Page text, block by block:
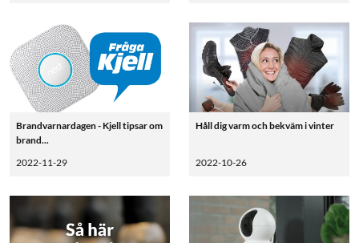
Brandvarnardagen - Kjell tipsar om
brand...
2022-11-29
Håll dig varm och bekväm i vinter
2022-10-26